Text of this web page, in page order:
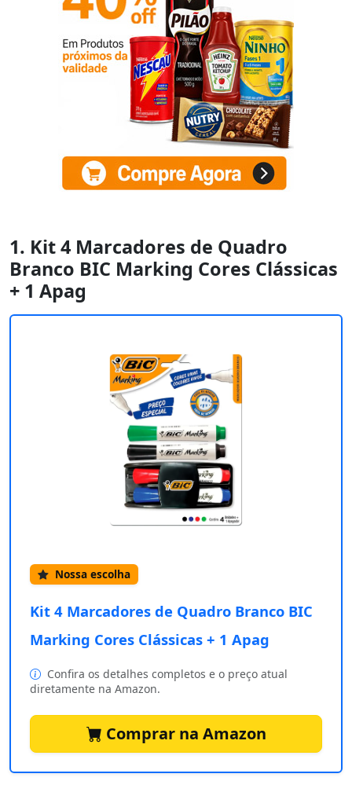
1. Kit 4 Marcadores de Quadro
Branco BIC Marking Cores Clássicas
+ 1 Apag
Nossa escolha
Kit 4 Marcadores de Quadro Branco BIC
Marking Cores Clássicas + 1 Apag
Confira os detalhes completos e o preço atual
diretamente na Amazon.
Comprar na Amazon